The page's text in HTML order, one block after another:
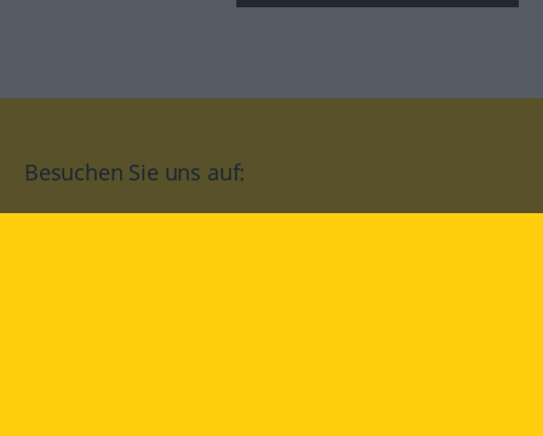
Besuchen Sie uns auf: